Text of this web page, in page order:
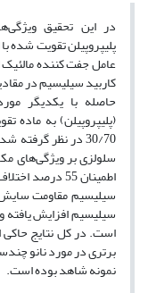
در این تحقیق
پلیپروپیلن تقویت شده
حاصله با یکدیگر
30/70 در نظر
سلولزی بر ویژگی‌های
اطمینان 55
سیلیسیم مقاومت سایش
است. در کل نتایج حاکی
برتری در مورد نانو
نمونه شاهد بوده است.